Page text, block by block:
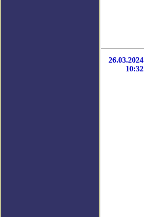
26.03.2024
10:32